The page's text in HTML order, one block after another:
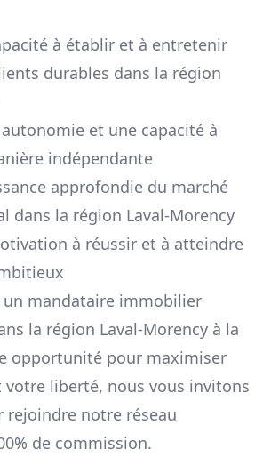
à établir et à entretenir
durables dans la région
et une capacité à
indépendante
approfondie du marché
dans la région Laval-Morency
à réussir et à atteindre
un mandataire immobilier
la région Laval-Morency à la
opportunité pour maximiser
votre liberté, nous vous invitons
rejoindre notre réseau
de commission.